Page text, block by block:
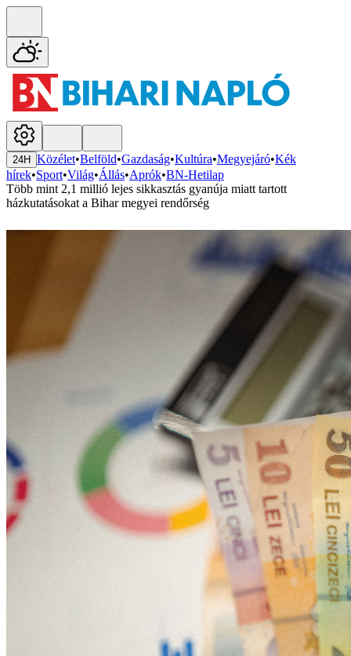
24H Közélet•Belföld•Gazdaság•Kultúra•Megyejáró•Kék
hírek•Sport•Világ•Állás•Aprók•BN-Hetilap
Több mint 2,1 millió lejes sikkasztás gyanúja miatt tartott
házkutatásokat a Bihar megyei rendőrség